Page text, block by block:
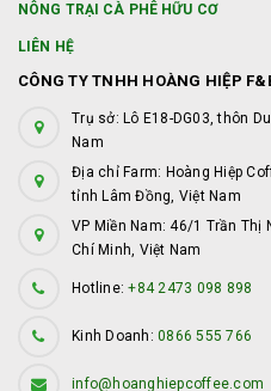
NÔNG TRẠI CÀ PHÊ HỮU CƠ
LIÊN HỆ
CÔNG TY TNHH HOÀNG HIỆP
Trụ sở: Lô E18-DG03, thôn
Nam
Địa chỉ Farm: Hoàng Hiệp
tỉnh Lâm Đồng, Việt Nam
VP Miền Nam: 46/1 Trần Thị
Chí Minh, Việt Nam
Hotline:+84 2473 098 898
Kinh Doanh: 0866 555 766
info@hoanghiepcoffee.com